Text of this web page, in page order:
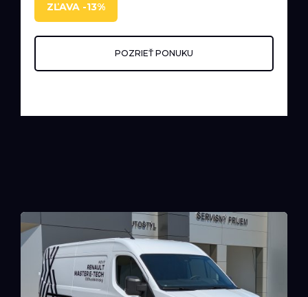
ZĽAVA -13%
POZRIEŤ PONUKU
Aktuálne